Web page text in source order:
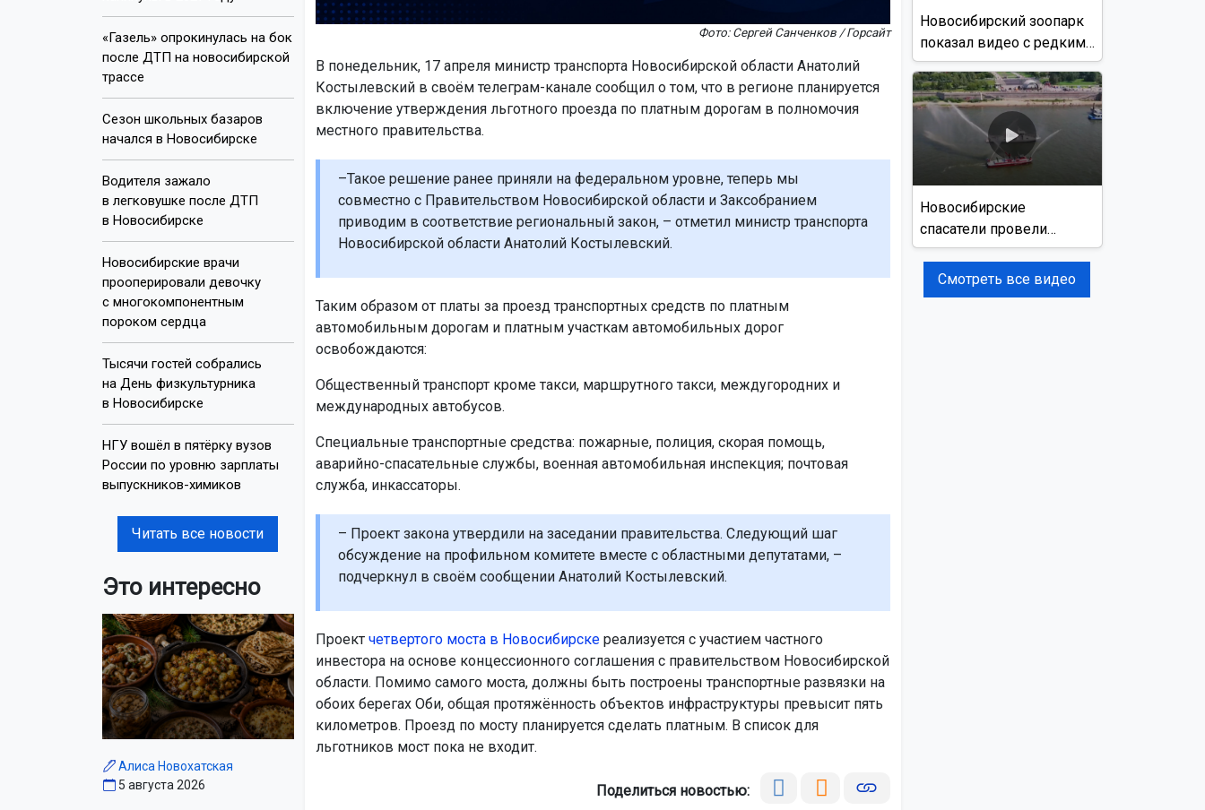
«Газель» опрокинулась на бок
после ДТП на новосибирской
трассе
Сезон школьных базаров
начался в Новосибирске
Водителя зажало
в легковушке после ДТП
в Новосибирске
Новосибирские врачи
прооперировали девочку
с многокомпонентным
пороком сердца
Тысячи гостей собрались
на День физкультурника
в Новосибирске
НГУ вошёл в пятёрку вузов
России по уровню зарплаты
выпускников-химиков
Читать все новости
Это интересно
Алиса Новохатская
5 августа 2026
Фото: Сергей Санченков / Горсайт
В понедельник, 17 апреля министр транспорта Новосибирской области Анатолий
Костылевский в своём телеграм-канале сообщил о том, что в регионе планируется
включение утверждения льготного проезда по платным дорогам в полномочия
местного правительства.
–Такое решение ранее приняли на федеральном уровне, теперь мы
совместно с Правительством Новосибирской области и Заксобранием
приводим в соответствие региональный закон, – отметил министр транспорта
Новосибирской области Анатолий Костылевский.
Таким образом от платы за проезд транспортных средств по платным
автомобильным дорогам и платным участкам автомобильных дорог
освобождаются:
Общественный транспорт кроме такси, маршрутного такси, междугородних и
международных автобусов.
Специальные транспортные средства: пожарные, полиция, скорая помощь,
аварийно-спасательные службы, военная автомобильная инспекция; почтовая
служба, инкассаторы.
– Проект закона утвердили на заседании правительства. Следующий шаг
обсуждение на профильном комитете вместе с областными депутатами, –
подчеркнул в своём сообщении Анатолий Костылевский.
Проект четвертого моста в Новосибирскереализуется с участием частного
инвестора на основе концессионного соглашения с правительством Новосибирской
области. Помимо самого моста, должны быть построены транспортные развязки на
обоих берегах Оби, общая протяжённость объектов инфраструктуры превысит пять
километров. Проезд по мосту планируется сделать платным. В список для
льготников мост пока не входит.
Поделиться новостью:
Новосибирский зоопарк
показал видео с редким
виверровым котом
Новосибирские
спасатели провели
учения на реке Обь
Смотреть все видео